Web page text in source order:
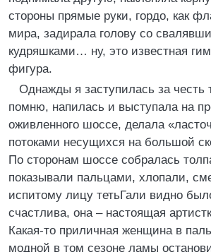
стороны прямые руки, гордо, как
мира, задирала голову со
кудряшками… ну, это известная
фигура.
Однажды я заступилась за честь
помню, напилась и выступала на
оживленного шоссе, делала
потоками несущихся на большой
По сторонам шоссе собралась
показывали пальцами, хлопали,
испитому лицу тетьГали видно
счастлива, она – настоящая
Какая-то приличная женщина в
модной в том сезоне ламы